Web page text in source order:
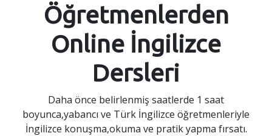
Öğretmenlerden
Online İngilizce
Dersleri
Daha önce belirlenmiş saatlerde 1 saat
boyunca,yabancı ve Türk İngilizce öğretmenleriyle
İngilizce konuşma,okuma ve pratik yapma fırsatı.